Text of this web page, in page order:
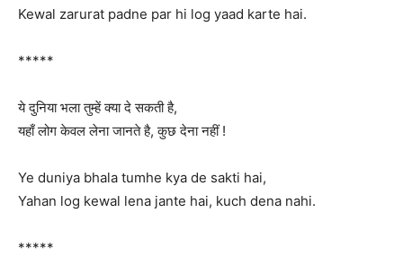
Kewal zarurat padne par hi log yaad karte hai.
*****
ये दुनिया भला तुम्हें क्या दे सकती है,
यहाँ लोग केवल लेना जानते है, कुछ देना नहीं !
Ye duniya bhala tumhe kya de sakti hai,
Yahan log kewal lena jante hai, kuch dena nahi.
*****